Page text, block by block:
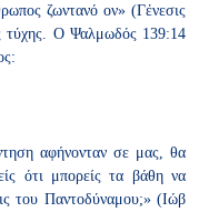
ζωντανό ον» (Γένεσις
τύχης. Ο Ψαλμωδός 139:14
αφήνονταν σε μας, θα
ότι μπορείς τα βάθη να
του Παντοδύναμου;» (Ιώβ